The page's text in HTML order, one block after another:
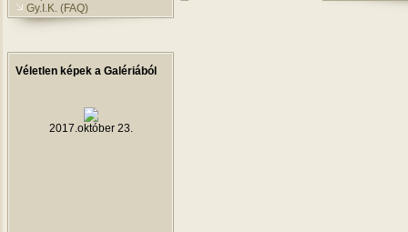
Gy.I.K. (FAQ)
Véletlen képek a Galériából
2017.október 23.